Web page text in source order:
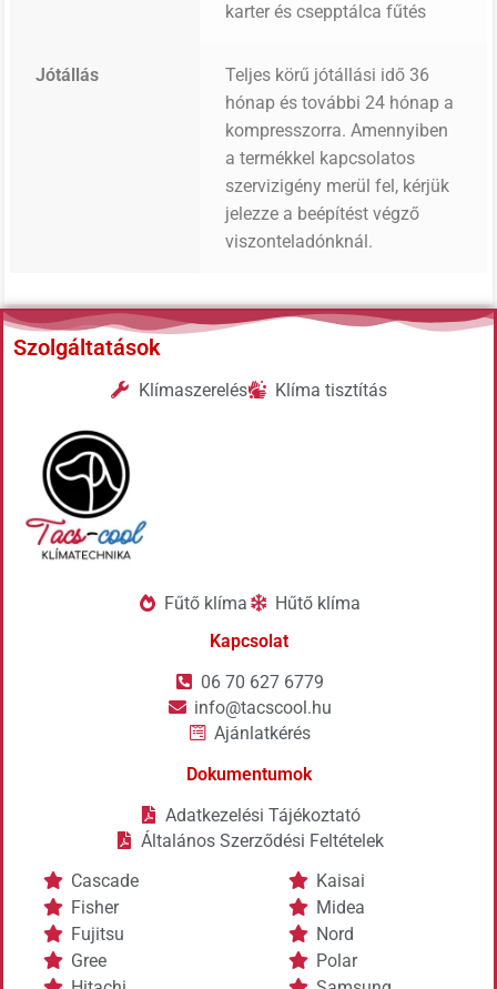
karter és csepptálca fűtés
Jótállás
Teljes körű jótállási idő 36
hónap és további 24 hónap a
kompresszorra. Amennyiben
a termékkel kapcsolatos
szervizigény merül fel, kérjük
jelezze a beépítést végző
viszonteladónknál.
Szolgáltatások
Klímaszerelés Klíma tisztítás
Fűtő klíma
Hűtő klíma
Kapcsolat
06 70 627 6779
info@tacscool.hu
Ajánlatkérés
Dokumentumok
Adatkezelési Tájékoztató
Általános Szerződési Feltételek
Cascade
Fisher
Fujitsu
Gree
Kaisai
Midea
Nord
Polar